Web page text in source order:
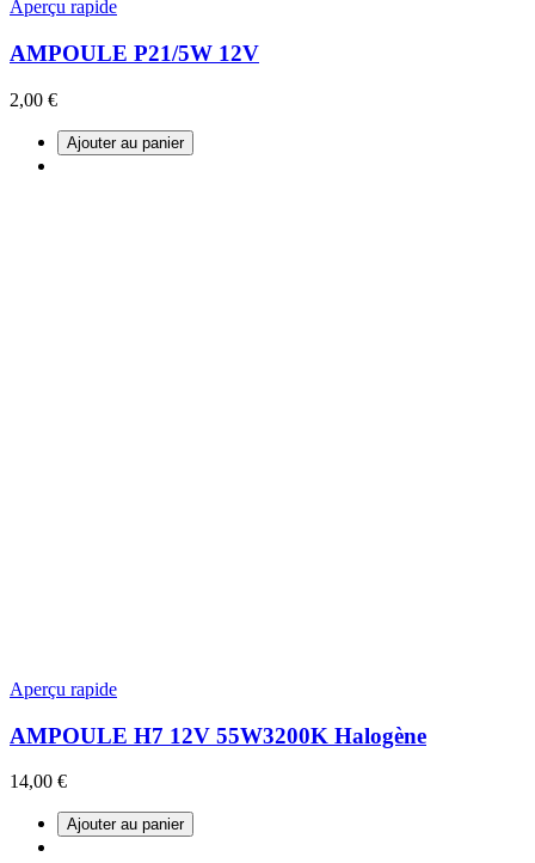
Aperçu rapide
AMPOULE P21/5W 12V
2,00 €
Ajouter au panier
Aperçu rapide
AMPOULE H7 12V 55W3200K Halogène
14,00 €
Ajouter au panier